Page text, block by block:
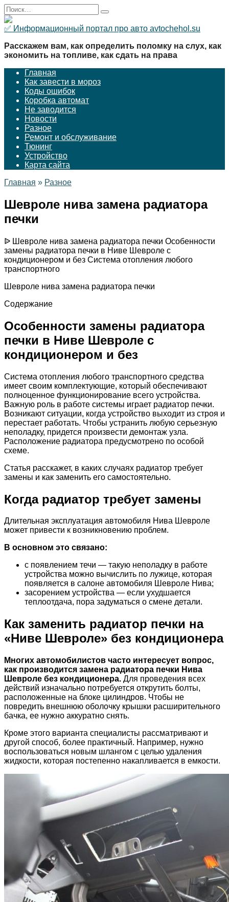
Перейти
к
содержанию
Search
for:
✅ Информационный портал про авто avtochehol.su
Расскажем вам, как определить поломку на слух, как
экономить на топливе, как сдать на права
Главная
Как завести в мороз
Коды ошибок
Коробка автомат
Не заводится
Новости
Разное
Ремонт и обслуживание
Тюнинг
Устройство
Карта сайта
Главная » Разное
Шевроле нива замена радиатора
печки
ᐉ Шевроле нива замена радиатора печки Особенности
замены радиатора печки в Ниве Шевроле с
кондиционером и без Система отопления любого
транспортного
Шевроле нива замена радиатора печки
Содержание
Особенности замены радиатора
печки в Ниве Шевроле с
кондиционером и без
Система отопления любого транспортного средства
имеет своим комплектующие, который обеспечивают
полноценное функционирование всего устройства.
Важную роль в работе системы играет радиатор печки.
Возникают ситуации, когда устройство выходит из строя и
перестает работать. Чтобы устранить любую серьезную
неполадку, придется произвести демонтаж узла.
Расположение радиатора предусмотрено по особой
схеме.
Статья расскажет, в каких случаях радиатор требует
замены и как заменить его самостоятельно.
Когда радиатор требует замены
Длительная эксплуатация автомобиля Нива Шевроле
может привести к возникновению проблем.
В основном это связано:
с появлением течи — такую неполадку в работе
устройства можно вычислить по лужице, которая
появляется в салоне автомобиля Шевроле Нива;
засорением устройства — если ухудшается
теплоотдача, пора задуматься о смене детали.
Как заменить радиатор печки на
«Ниве Шевроле» без кондиционера
Многих автомобилистов часто интересует вопрос,
как производится замена радиатора печки Нива
Шевроле без кондиционера. Для проведения всех
действий изначально потребуется открутить болты,
расположенные на блоке цилиндров. Чтобы не
повредить внешнюю оболочку крышки расширительного
бачка, ее нужно аккуратно снять.
Кроме этого варианта специалисты рассматривают и
другой способ, более практичный. Например, нужно
воспользоваться новым шлангом с целью удаления
жидкости, которая постепенно накапливается в емкости.